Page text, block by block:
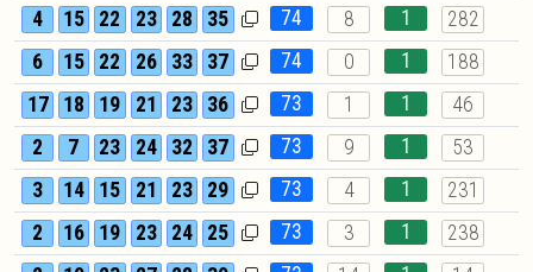
4
15 22 23 28 35 74 8 1
282
6
15 22 26 33 37 74 0 1
188
17
18 19 21 23 36 73 1 1
46
2
7 23 24 32 37 73 9 1
53
3
14 15 21 23 29 73 4 1
231
2
16 19 23 24 25 73 3 1
238